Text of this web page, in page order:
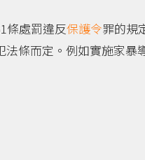
條處罰違反保護令罪的規
條而定。例如實施家暴